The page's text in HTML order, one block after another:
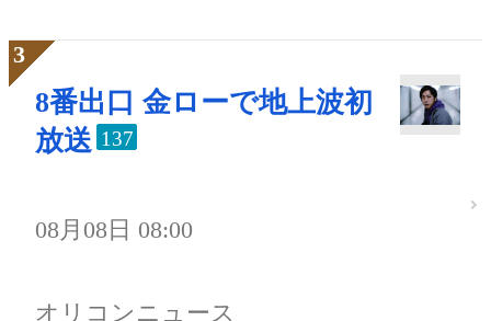
8番出口 金ローで地上波初
放送 137
08月08日 08:00
オリコンニュース